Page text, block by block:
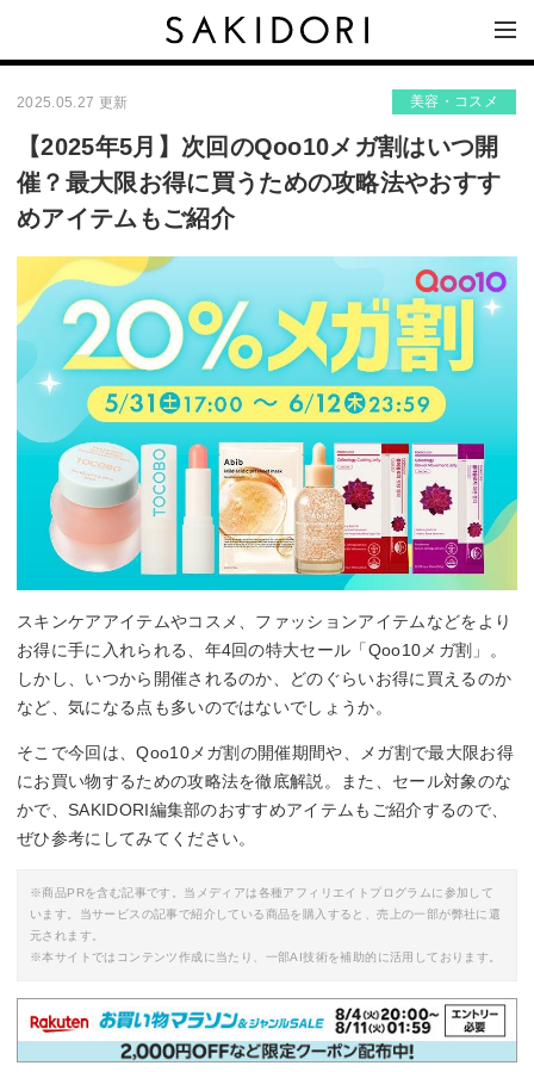
2025.05.27 更新 美容・コスメ
【2025年5月】次回のQoo10メガ割はいつ開
催？最大限お得に買うための攻略法やおすす
めアイテムもご紹介
スキンケアアイテムやコスメ、ファッションアイテムなどをより
お得に手に入れられる、年4回の特大セール「Qoo10メガ割」。
しかし、いつから開催されるのか、どのぐらいお得に買えるのか
など、気になる点も多いのではないでしょうか。
そこで今回は、Qoo10メガ割の開催期間や、メガ割で最大限お得
にお買い物するための攻略法を徹底解説。また、セール対象のな
かで、SAKIDORI編集部のおすすめアイテムもご紹介するので、
ぜひ参考にしてみてください。
※商品PRを含む記事です。当メディアは各種アフィリエイトプログラムに参加して
います。当サービスの記事で紹介している商品を購入すると、売上の一部が弊社に還
元されます。
※本サイトではコンテンツ作成に当たり、一部AI技術を補助的に活用しております。